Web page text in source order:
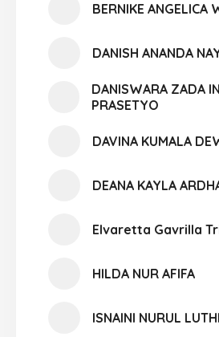
BERNIKE ANGELICA
DANISH ANANDA
DANISWARA ZADA
PRASETYO
DAVINA KUMALA
DEANA KAYLA
Elvaretta Gavrilla
HILDA NUR AFIFA
ISNAINI NURUL